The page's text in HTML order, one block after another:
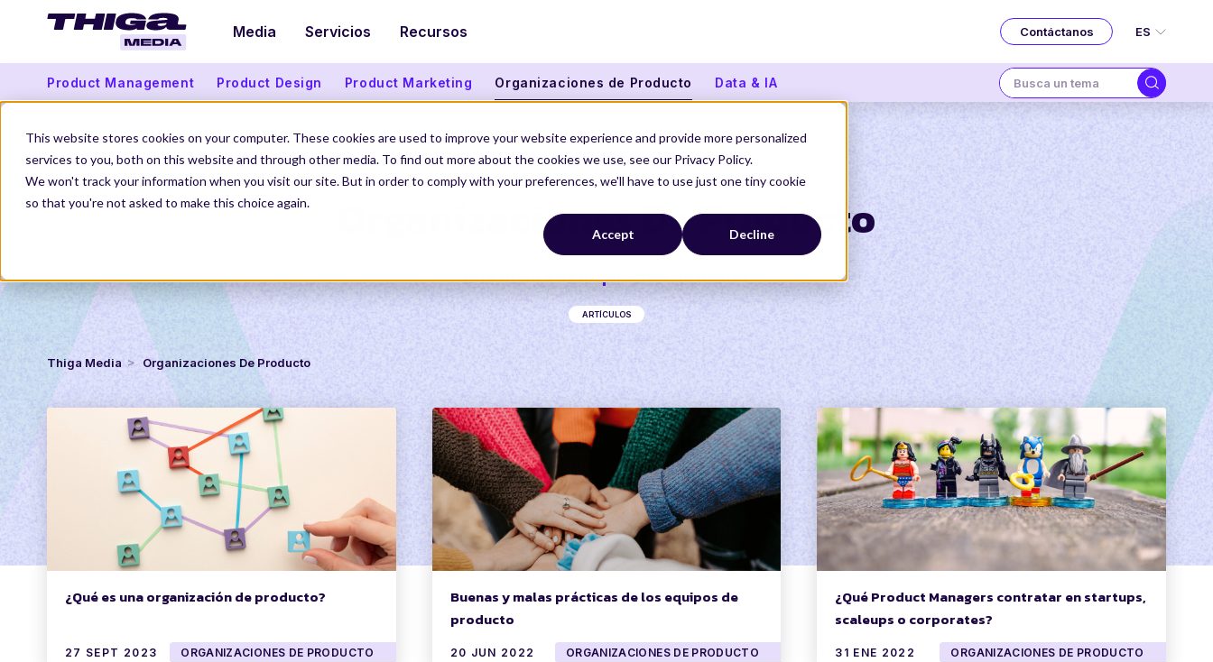
This website stores cookies on your computer. These cookies are used to improve your website experience and provide more personalized
services to you, both on this website and through other media. To find out more about the cookies we use, see our Privacy Policy.
We won't track your information when you visit our site. But in order to comply with your preferences, we'll have to use just one tiny cookie
so that you're not asked to make this choice again.
Accept Decline
Media Servicios Recursos Contáctanos ES
Product Management Product Design Product Marketing Organizaciones de Producto Data & IA
Organizaciones De Producto
Una fuente de inspiración sin límites
ARTÍCULOS
Thiga Media Organizaciones De Producto
¿Qué es una organización de producto?
27 SEPT 2023 ORGANIZACIONES DE PRODUCTO
Buenas y malas prácticas de los equipos de
producto
20 JUN 2022 ORGANIZACIONES DE PRODUCTO
¿Qué Product Managers contratar en startups,
scaleups o corporates?
31 ENE 2022 ORGANIZACIONES DE PRODUCTO